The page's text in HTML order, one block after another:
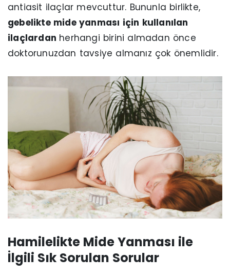
antiasit ilaçlar mevcuttur. Bununla birlikte,
gebelikte mide yanması için kullanılan
ilaçlardan herhangi birini almadan önce
doktorunuzdan tavsiye almanız çok önemlidir.
Hamilelikte Mide Yanması ile
İlgili Sık Sorulan Sorular